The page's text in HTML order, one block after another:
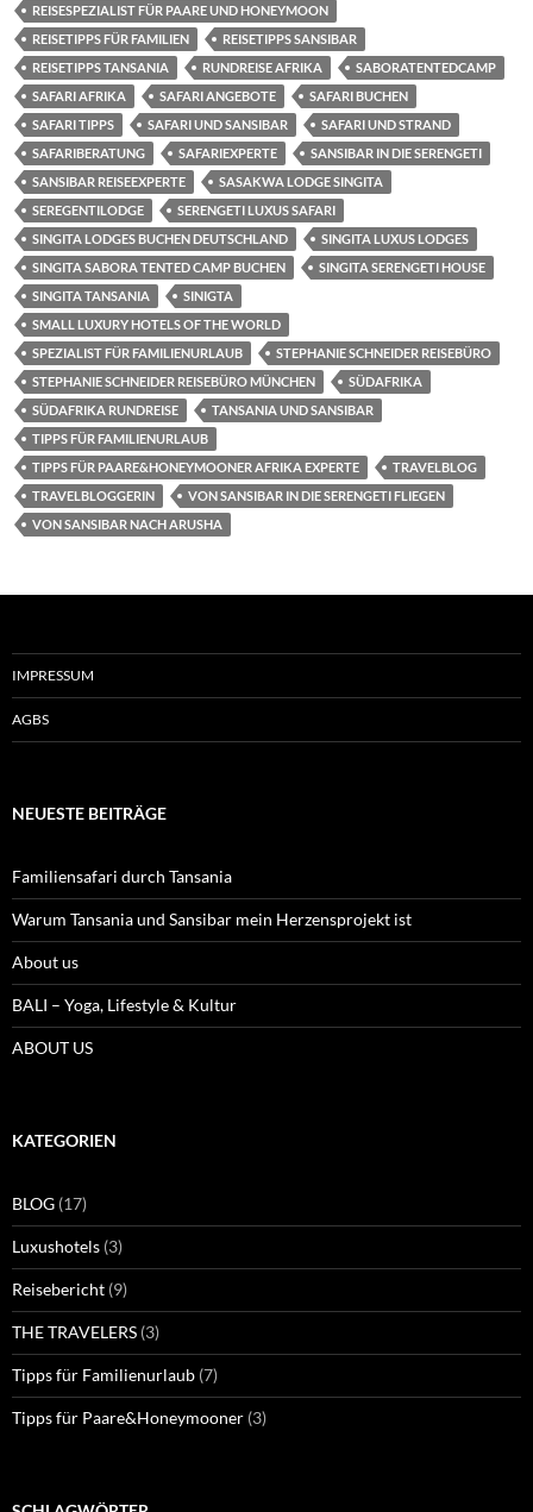
REISESPEZIALIST FÜR PAARE UND HONEYMOON
REISETIPPS FÜR FAMILIEN
REISETIPPS SANSIBAR
REISETIPPS TANSANIA
RUNDREISE AFRIKA
SABORATENTEDCAMP
SAFARI AFRIKA
SAFARI ANGEBOTE
SAFARI BUCHEN
SAFARI TIPPS
SAFARI UND SANSIBAR
SAFARI UND STRAND
SAFARIBERATUNG
SAFARIEXPERTE
SANSIBAR IN DIE SERENGETI
SANSIBAR REISEEXPERTE
SASAKWA LODGE SINGITA
SEREGENTILODGE
SERENGETI LUXUS SAFARI
SINGITA LODGES BUCHEN DEUTSCHLAND
SINGITA LUXUS LODGES
SINGITA SABORA TENTED CAMP BUCHEN
SINGITA SERENGETI HOUSE
SINGITA TANSANIA
SINIGTA
SMALL LUXURY HOTELS OF THE WORLD
SPEZIALIST FÜR FAMILIENURLAUB
STEPHANIE SCHNEIDER REISEBÜRO
STEPHANIE SCHNEIDER REISEBÜRO MÜNCHEN
SÜDAFRIKA
SÜDAFRIKA RUNDREISE
TANSANIA UND SANSIBAR
TIPPS FÜR FAMILIENURLAUB
TIPPS FÜR PAARE&HONEYMOONER AFRIKA EXPERTE
TRAVELBLOG
TRAVELBLOGGERIN
VON SANSIBAR IN DIE SERENGETI FLIEGEN
VON SANSIBAR NACH ARUSHA
IMPRESSUM
AGBS
NEUESTE BEITRÄGE
Familiensafari durch Tansania
Warum Tansania und Sansibar mein Herzensprojekt ist
About us
BALI – Yoga, Lifestyle & Kultur
ABOUT US
KATEGORIEN
BLOG (17)
Luxushotels (3)
Reisebericht (9)
THE TRAVELERS (3)
Tipps für Familienurlaub (7)
Tipps für Paare&Honeymooner (3)